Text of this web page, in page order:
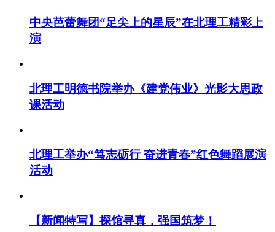
中央芭蕾舞团“足尖上的星辰”在北理工精彩上
演
北理工明德书院举办《建党伟业》光影大思政
课活动
北理工举办“笃志砺行 奋进青春”红色舞蹈展演
活动
【新闻特写】探馆寻真，强国筑梦！